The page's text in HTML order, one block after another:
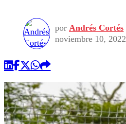
por Andrés Cortés
noviembre 10, 2022